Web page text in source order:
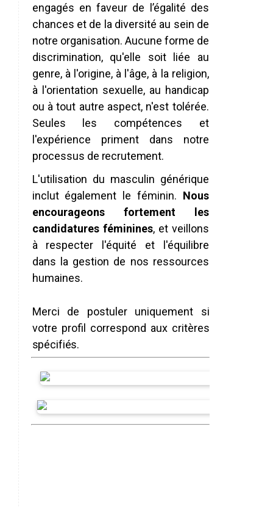
engagés en faveur de l’égalité des
chances et de la diversité au sein de
notre organisation. Aucune forme de
discrimination, qu'elle soit liée au
genre, à l'origine, à l'âge, à la religion,
à l'orientation sexuelle, au handicap
ou à tout autre aspect, n'est tolérée.
Seules les compétences et
l'expérience priment dans notre
processus de recrutement.
L'utilisation du masculin générique
inclut également le féminin. Nous
encourageons fortement
les
candidatures féminines, et veillons
à
respecter l'équité et
l'équilibre
dans la gestion de nos ressources
humaines.
Merci de postuler uniquement
si
votre profil correspond aux critères
spécifiés.